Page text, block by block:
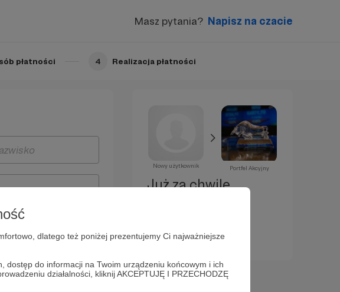
dlatego też poniżej prezentujemy Ci najważniejsze
do informacji na Twoim urządzeniu końcowym i ich
działalności, kliknij AKCEPTUJĘ I PRZECHODZĘ
Masz pytania? Napisz na czacie
płatności 4 Realizacja płatności
Nowy użytkownik Portfel Akcyjny
Już za chwilę